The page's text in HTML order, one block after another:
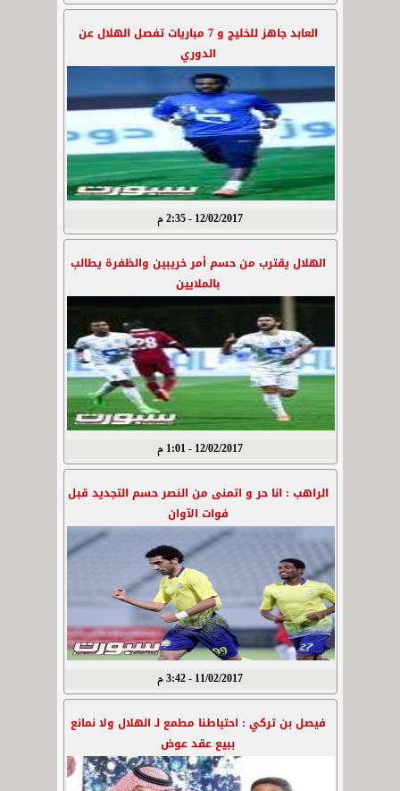
العابد جاهز للخليج و 7 مباريات تفصل الهلال عن
الدوري
12/02/2017 - 2:35 م
الهلال يقترب من حسم أمر خريبين والظفرة يطالب
بالملايين
12/02/2017 - 1:01 م
الراهب : انا حر و اتمنى من النصر حسم التجديد قبل
فوات الآوان
11/02/2017 - 3:42 م
فيصل بن تركي : احتياطنا مطمع لـ الهلال ولا نمانع
ببيع عقد عوض